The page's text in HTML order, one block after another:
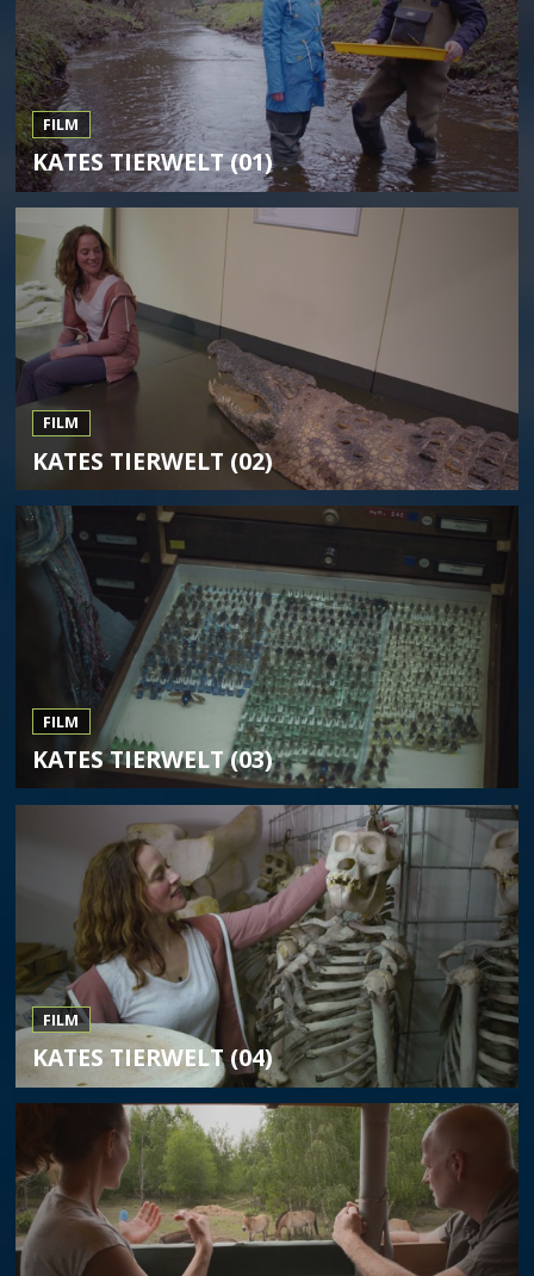
FILM
KATES TIERWELT (01)
FILM
KATES TIERWELT (02)
FILM
KATES TIERWELT (03)
FILM
KATES TIERWELT (04)